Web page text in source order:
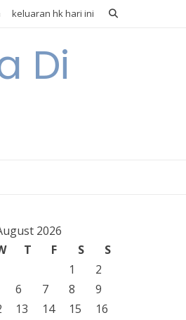
keluaran hk hari ini
Di
2026
T F S
S
1
2
6 7 8
9
13 14 15
16